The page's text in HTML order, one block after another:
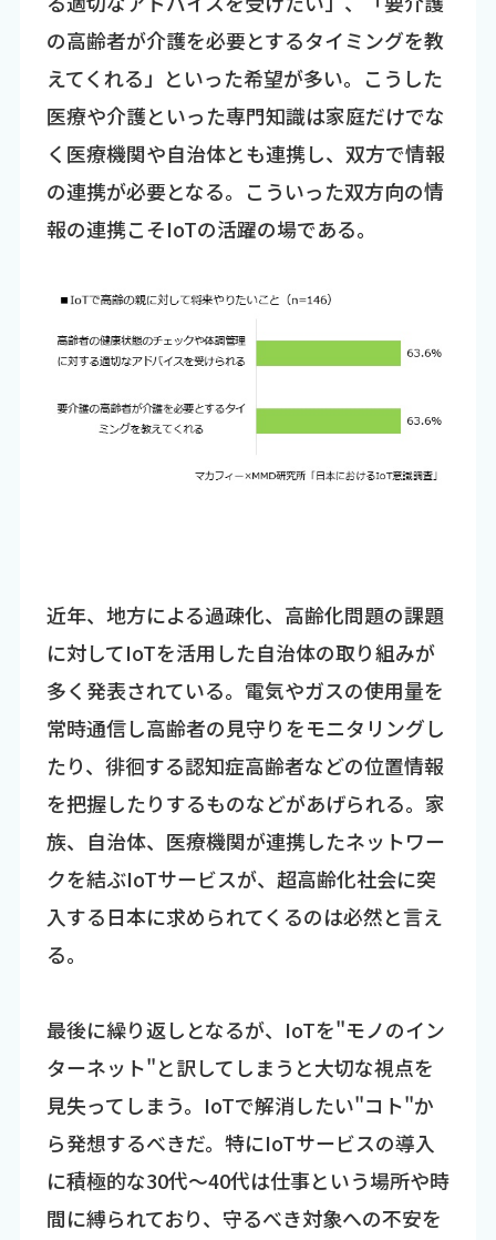
の高齢者が介護を必要とするタイミングを教
えてくれる」といった希望が多い。こうした
医療や介護といった専門知識は家庭だけでな
く医療機関や自治体とも連携し、双方で情報
の連携が必要となる。こういった双方向の情
報の連携こそIoTの活躍の場である。
近年、地方による過疎化、高齢化問題の課題
に対してIoTを活用した自治体の取り組みが
多く発表されている。電気やガスの使用量を
常時通信し高齢者の見守りをモニタリングし
たり、徘徊する認知症高齢者などの位置情報
を把握したりするものなどがあげられる。家
族、自治体、医療機関が連携したネットワー
クを結ぶIoTサービスが、超高齢化社会に突
入する日本に求められてくるのは必然と言え
る。
最後に繰り返しとなるが、IoTを"モノのイン
ターネット"と訳してしまうと大切な視点を
見失ってしまう。IoTで解消したい"コト"か
ら発想するべきだ。特にIoTサービスの導入
に積極的な30代～40代は仕事という場所や時
間に縛られており、守るべき対象への不安を